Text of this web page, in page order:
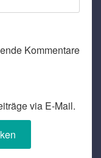
Kommentare
via E-Mail.